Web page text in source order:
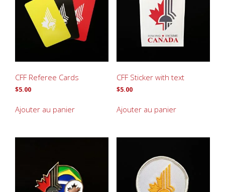
CFF Referee Cards
$5.00
Ajouter au panier
CFF Sticker with text
$5.00
Ajouter au panier